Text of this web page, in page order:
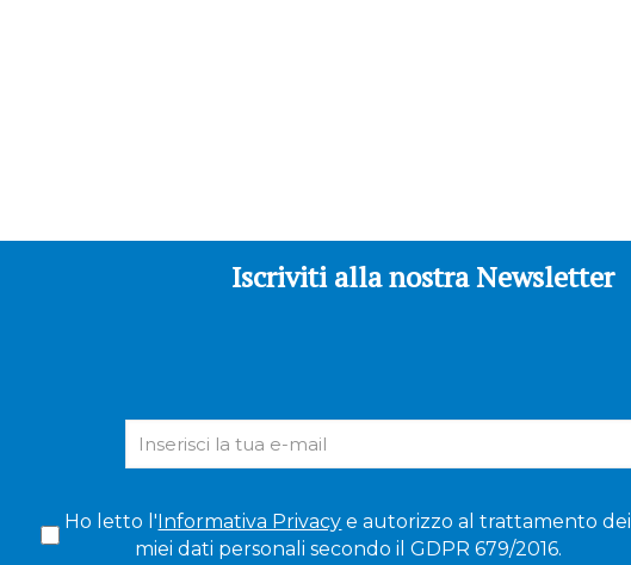
Iscriviti alla nostra Newsletter
Ho letto l'Informativa Privacy e autorizzo al trattamento dei
miei dati personali secondo il GDPR 679/2016.